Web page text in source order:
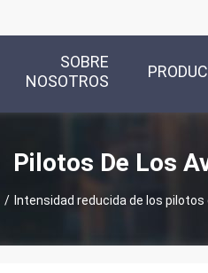
SOBRE
NOSOTROS
Pilotos De Los
/ Intensidad reducida de los